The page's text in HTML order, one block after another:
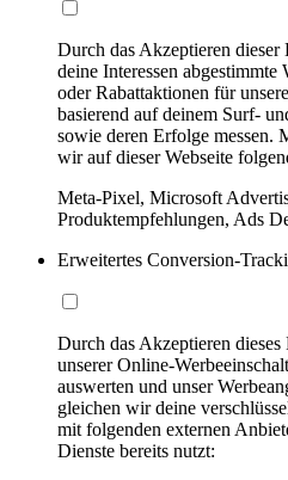
Durch das Akzeptieren
deine Interessen abgestimmte
oder Rabattaktionen für
basierend auf deinem Surf-
sowie deren Erfolge messen.
wir auf dieser Webseite
Meta-Pixel, Microsoft
Produktempfehlungen, Ads
Erweitertes Conversion-
Durch das Akzeptieren
unserer Online-
auswerten und unser
gleichen wir deine
mit folgenden externen
Dienste bereits nutzt: